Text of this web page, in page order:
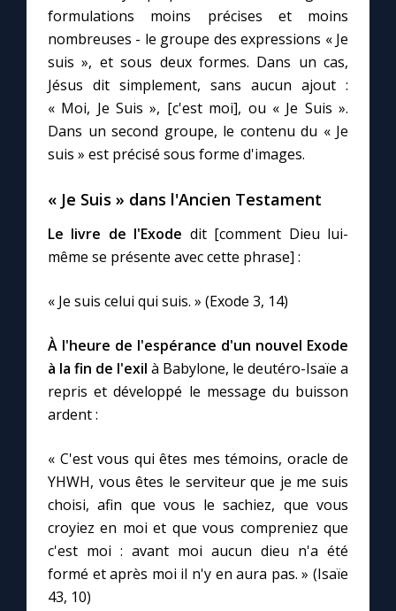
Les premiers samedis du mois
Marie qui défait les nœuds
Me consacrer à Jésus par Marie
Une Minute avec Marie
À la une
1000 Raisons de Croire
Contact
Faire un don
Marie de Nazareth
formulations moins précises et moins
nombreuses - le groupe des expressions « Je
suis », et sous deux formes. Dans un cas,
Jésus dit simplement, sans aucun ajout :
« Moi, Je Suis », [c'est moi], ou « Je Suis ».
Dans un second groupe, le contenu du « Je
suis » est précisé sous forme d'images.
« Je Suis » dans l'Ancien Testament
Le livre de l'Exode dit [comment Dieu lui-
même se présente avec cette phrase] :
« Je suis celui qui suis. » (Exode 3, 14)
À l'heure de l'espérance d'un nouvel Exode
à la fin de l'exil à Babylone, le deutéro-Isaïe a
repris et développé le message du buisson
ardent :
« C'est vous qui êtes mes témoins, oracle de
YHWH, vous êtes le serviteur que je me suis
choisi, afin que vous le sachiez, que vous
croyiez en moi et que vous compreniez que
c'est moi : avant moi aucun dieu n'a été
formé et après moi il n'y en aura pas. » (Isaïe
43, 10)